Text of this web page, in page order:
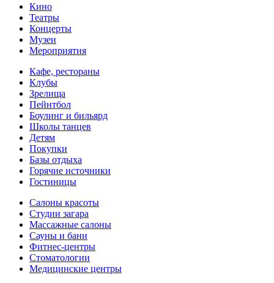
Кино
Театры
Концерты
Музеи
Мероприятия
Кафе, рестораны
Клубы
Зрелища
Пейнтбол
Боулинг и бильярд
Школы танцев
Детям
Покупки
Базы отдыха
Горячие источники
Гостиницы
Салоны красоты
Студии загара
Массажные салоны
Сауны и бани
Фитнес-центры
Стоматологии
Медицинские центры